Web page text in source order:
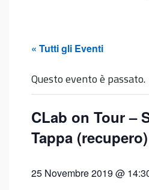
« Tutti gli Eventi
Questo evento è passato.
CLab on Tour –
Tappa (recupero)
25 Novembre 2019 @